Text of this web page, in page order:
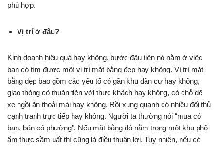
phù hợp.
Vị trí ở đâu?
Kinh doanh hiệu quả hay không, bước đầu tiên nó nằm ở việc
bạn có tìm được một vị trí mặt bằng đẹp hay không. Ví trí mặt
bằng đẹp bao gồm các yếu tố có gần khu dân cư hay không,
giao thông có thuận tiện với thực khách hay không, có chỗ để
xe ngồi ăn thoải mái hay không. Rồi xung quanh có nhiều đối thủ
cạnh tranh trực tiếp hay không. Người ta thường nói “mua có
bạn, bán có phường”. Nếu mặt bằng đó nằm trong một khu phố
ẩm thực sầm uất thì cũng là điều thuận lợi. Tuy nhiên, nếu có